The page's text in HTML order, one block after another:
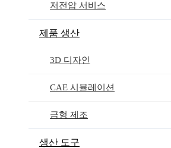
저전압 서비스
제품 생산
3D 디자인
CAE 시뮬레이션
금형 제조
생산 도구